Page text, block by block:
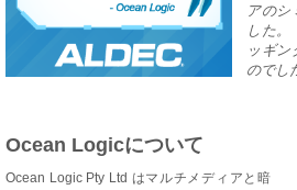
アの
した
ッギ
のでし
Ocean Logicについて
Ocean Logic Pty Ltd はマルチメディアと暗